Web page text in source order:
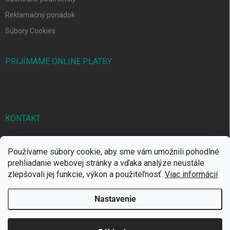
Používame súbory cookie, aby sme vám umožnili pohodlné
prehliadanie webovej stránky a vďaka analýze neustále
zlepšovali jej funkcie, výkon a použiteľnosť. Viac informácií
Nastavenie
Reklamačný poriadok
Súbory Cookies
PRIJÍMAME ONLINE PLATBY
KONTAKT
0905/458 656
MARK bal sro
MARKBAL.SK . Všetky práva vyhradené.